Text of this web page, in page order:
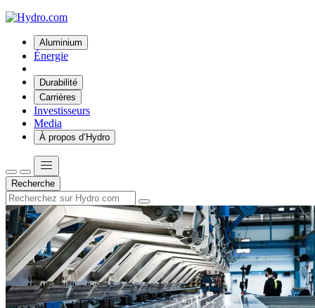
Aluminium
Énergie
Durabilité
Carrières
Investisseurs
Media
À propos d’Hydro
Recherche